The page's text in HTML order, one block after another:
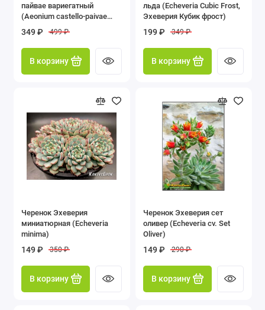
пайвае вариегатный
(Aeonium castello-paivae
349 ₽ 499 ₽
В корзину
льда (Echeveria Cubic Frost,
Эхеверия Кубик фрост)
199 ₽ 349 ₽
В корзину
Черенок Эхеверия
миниатюрная (Echeveria
minima)
149 ₽ 350 ₽
В корзину
Черенок Эхеверия сет
оливер (Echeveria cv. Set
Oliver)
149 ₽ 290 ₽
В корзину